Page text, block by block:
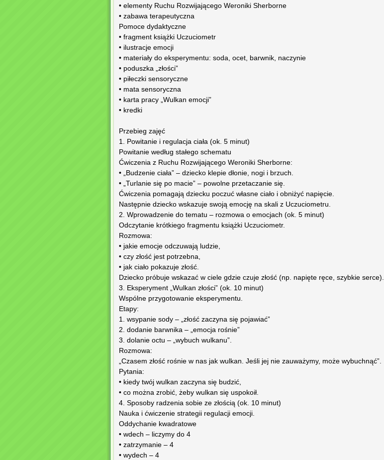
• elementy Ruchu Rozwijającego Weroniki Sherborne
• zabawa terapeutyczna
Pomoce dydaktyczne
• fragment książki Uczuciometr
• ilustracje emocji
• materiały do eksperymentu: soda, ocet, barwnik, naczynie
• poduszka „złości”
• piłeczki sensoryczne
• mata sensoryczna
• karta pracy „Wulkan emocji”
• kredki
Przebieg zajęć
1. Powitanie i regulacja ciała (ok. 5 minut)
Powitanie według stałego schematu
Ćwiczenia z Ruchu Rozwijającego Weroniki Sherborne:
• „Budzenie ciała” – dziecko klepie dłonie, nogi i brzuch.
• „Turlanie się po macie” – powolne przetaczanie się.
Ćwiczenia pomagają dziecku poczuć własne ciało i obniżyć napięcie.
Następnie dziecko wskazuje swoją emocję na skali z Uczuciometru.
2. Wprowadzenie do tematu – rozmowa o emocjach (ok. 5 minut)
Odczytanie krótkiego fragmentu książki Uczuciometr.
Rozmowa:
• jakie emocje odczuwają ludzie,
• czy złość jest potrzebna,
• jak ciało pokazuje złość.
Dziecko próbuje wskazać w ciele gdzie czuje złość (np. napięte ręce, szybkie serce).
3. Eksperyment „Wulkan złości” (ok. 10 minut)
Wspólne przygotowanie eksperymentu.
Etapy:
1. wsypanie sody – „złość zaczyna się pojawiać”
2. dodanie barwnika – „emocja rośnie”
3. dolanie octu – „wybuch wulkanu”.
Rozmowa:
„Czasem złość rośnie w nas jak wulkan. Jeśli jej nie zauważymy, może wybuchnąć”.
Pytania:
• kiedy twój wulkan zaczyna się budzić,
• co można zrobić, żeby wulkan się uspokoił.
4. Sposoby radzenia sobie ze złością (ok. 10 minut)
Nauka i ćwiczenie strategii regulacji emocji.
Oddychanie kwadratowe
• wdech – liczymy do 4
• zatrzymanie – 4
• wydech – 4